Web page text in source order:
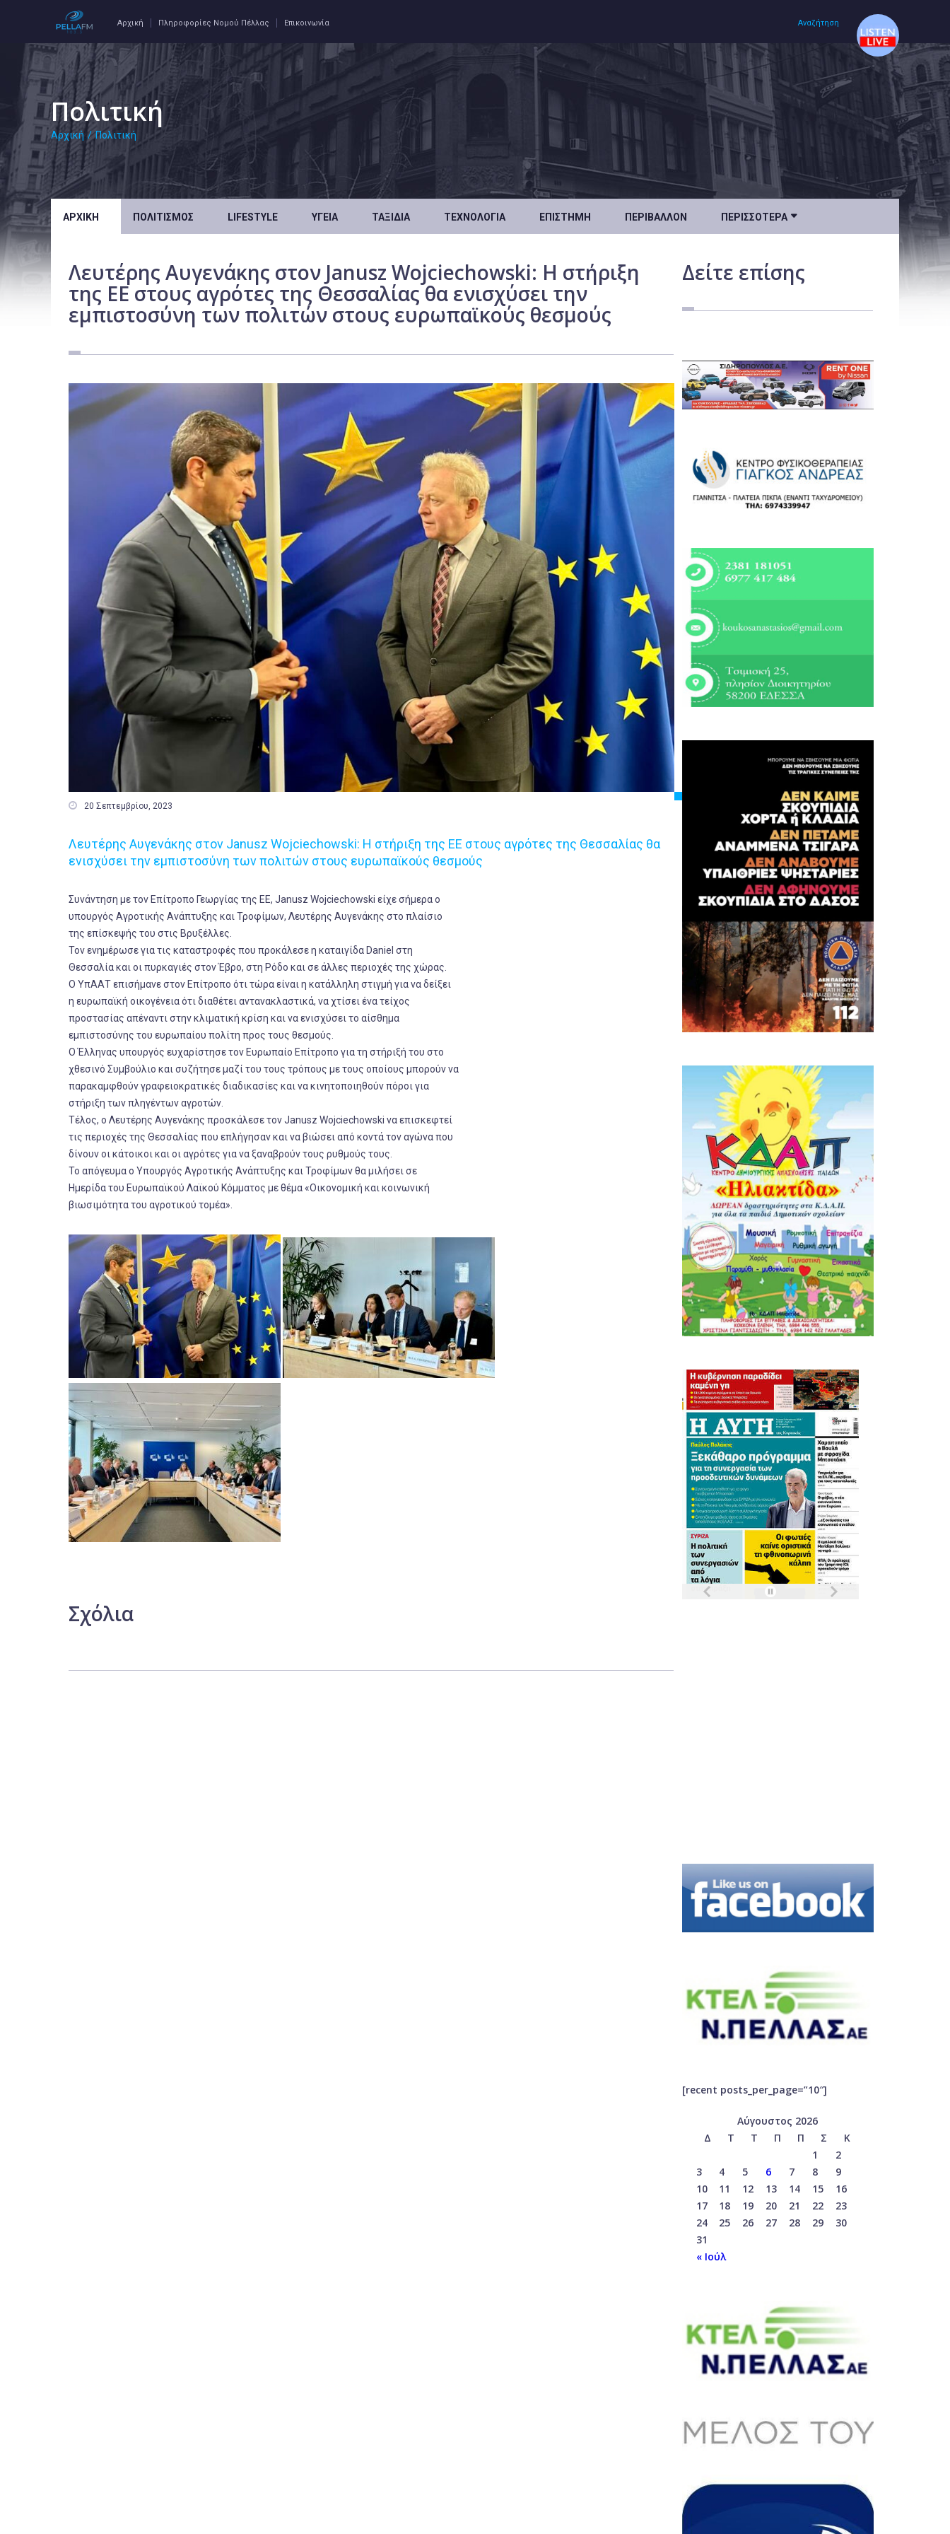
Αρχική Πληροφορίες Νομού Πέλλας Επικοινωνία Αναζήτηση
Πολιτική
Αρχική / Πολιτική
ΑΡΧΙΚΉ ΠΟΛΙΤΙΣΜΌΣ LIFESTYLE ΥΓΕΊΑ ΤΑΞΊΔΙΑ ΤΕΧΝΟΛΟΓΊΑ ΕΠΙΣΤΉΜΗ ΠΕΡΙΒΆΛΛΟΝ ΠΕΡΙΣΣΌΤΕΡΑ 
Λευτέρης Αυγενάκης στον Janusz Wojciechowski: Η στήριξη
της ΕΕ στους αγρότες της Θεσσαλίας θα ενισχύσει την
εμπιστοσύνη των πολιτών στους ευρωπαϊκούς θεσμούς
 20 Σεπτεμβρίου, 2023
Λευτέρης Αυγενάκης στον Janusz Wojciechowski: Η στήριξη της ΕΕ στους αγρότες της Θεσσαλίας θα
ενισχύσει την εμπιστοσύνη των πολιτών στους ευρωπαϊκούς θεσμούς
Συνάντηση με τον Επίτροπο Γεωργίας της ΕΕ, Janusz Wojciechowski είχε σήμερα ο
υπουργός Αγροτικής Ανάπτυξης και Τροφίμων, Λευτέρης Αυγενάκης στο πλαίσιο
της επίσκεψής του στις Βρυξέλλες.
Τον ενημέρωσε για τις καταστροφές που προκάλεσε η καταιγίδα Daniel στη
Θεσσαλία και οι πυρκαγιές στον Έβρο, στη Ρόδο και σε άλλες περιοχές της χώρας.
Ο ΥπΑΑΤ επισήμανε στον Επίτροπο ότι τώρα είναι η κατάλληλη στιγμή για να δείξει
η ευρωπαϊκή οικογένεια ότι διαθέτει αντανακλαστικά, να χτίσει ένα τείχος
προστασίας απέναντι στην κλιματική κρίση και να ενισχύσει το αίσθημα
εμπιστοσύνης του ευρωπαίου πολίτη προς τους θεσμούς.
Ο Έλληνας υπουργός ευχαρίστησε τον Ευρωπαίο Επίτροπο για τη στήριξή του στο
χθεσινό Συμβούλιο και συζήτησε μαζί του τους τρόπους με τους οποίους μπορούν να
παρακαμφθούν γραφειοκρατικές διαδικασίες και να κινητοποιηθούν πόροι για
στήριξη των πληγέντων αγροτών.
Τέλος, ο Λευτέρης Αυγενάκης προσκάλεσε τον Janusz Wojciechowski να επισκεφτεί
τις περιοχές της Θεσσαλίας που επλήγησαν και να βιώσει από κοντά τον αγώνα που
δίνουν οι κάτοικοι και οι αγρότες για να ξαναβρούν τους ρυθμούς τους.
Το απόγευμα ο Υπουργός Αγροτικής Ανάπτυξης και Τροφίμων θα μιλήσει σε
Ημερίδα του Ευρωπαϊκού Λαϊκού Κόμματος με θέμα «Οικονομική και κοινωνική
βιωσιμότητα του αγροτικού τομέα».
Σχόλια
Δείτε επίσης
[recent posts_per_page=”10″]
Αύγουστος 2026
Δ
Τ Τ Π Π Σ
Κ
1
2
3
4 5 6 7 8
9
10
11 12 13 14 15
16
17
18 19 20 21 22
23
24
25 26 27 28 29
30
31
« Ιούλ
Αρχική
Πολιτισμός
Υγεία
Ταξίδια
Επιστήμη
Περιβάλλον
Κόσμος
Τοπικά
Πολιτική
Αθλητικά